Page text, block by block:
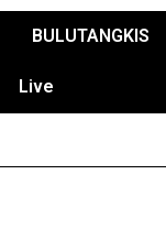
BULUTANGKIS
Live